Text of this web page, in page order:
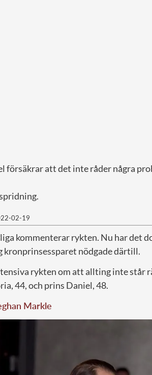
försäkrar att det inte råder några
02-19
kommenterar rykten. Nu har det
kronprinsessparet nödgade därtill.
rykten om att allting inte står
44, och prins Daniel, 48.
Markle